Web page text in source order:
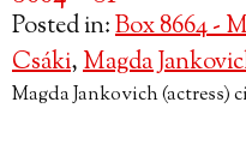
Posted in:Box 8664 -
Csáki,Magda
Magda Jankovich (actress)